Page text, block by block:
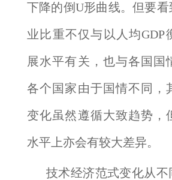
下降的倒U形曲线。但要
业比重不仅与以人均GDP
展水平有关，也与各国国
各个国家由于国情不同，
变化虽然遵循大致趋势，
水平上亦会有较大差异。
技术经济范式变化从不